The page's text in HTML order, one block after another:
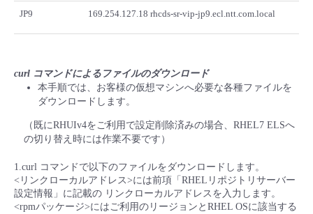
JP9 169.254.127.18 rhcds-sr-vip-jp9.ecl.ntt.com.local
curl コマンドによるファイルのダウンロード
本手順では、お客様の仮想マシンへ必要な各種ファイルを
ダウンロードします。
（既にRHUIv4をご利用で設定削除済みの場合、RHEL7 ELSへ
の切り替え時には作業不要です）
1.curl コマンドで以下のファイルをダウンロードします。
<リンクローカルアドレス>には前項「RHELリポジトリサーバー
設定情報」に記載の リンクローカルアドレスを入力します。
<rpmパッケージ>にはご利用のリージョンとRHEL OSに該当する